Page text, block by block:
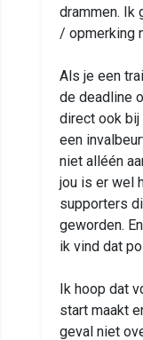
drammen. Ik
/ opmerking
Als je een
de deadline
direct ook bij
een
niet alléén
jou is er wel
supporters
geworden.
ik vind dat
Ik hoop dat
start maakt
geval niet